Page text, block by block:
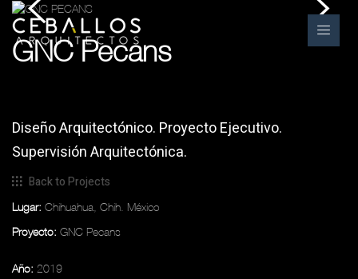
GNC Pecans
Diseño Arquitectónico. Proyecto Ejecutivo.
Supervisión Arquitectónica.
Back to Projects
Lugar: Chihuahua, Chih. México
Proyecto: GNC Pecans
Año: 2019